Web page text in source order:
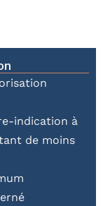
indication à
de moins